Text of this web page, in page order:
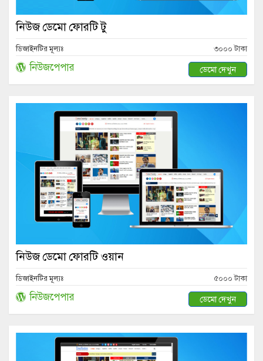
নিউজ ডেমো ফোরটি টু
ডিজাইনটির মূল্যঃ ৩০০০ টাকা
নিউজপেপার ডেমো দেখুন
নিউজ ডেমো ফোরটি ওয়ান
ডিজাইনটির মূল্যঃ ৫০০০ টাকা
নিউজপেপার ডেমো দেখুন